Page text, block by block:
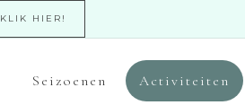
KLIK HIER!
Seizoenen Activiteiten